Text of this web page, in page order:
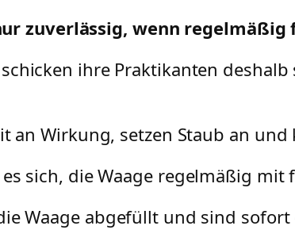
zuverlässig, wenn regelmäßig
ihre Praktikanten
an Wirkung, setzen Staub an
sich, die Waage regelmäßig mit
Waage abgefüllt und sind